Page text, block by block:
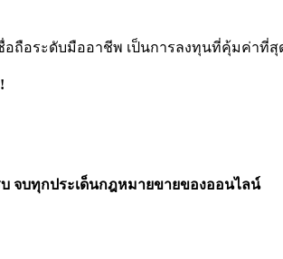
อถือระดับมืออาชีพ เป็นการลงทุนที่คุ้มค่าที่
จบทุกประเด็นกฎหมายขายของออนไลน์